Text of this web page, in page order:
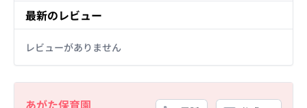
最新のレビュー
レビューがありません
あがた保育園